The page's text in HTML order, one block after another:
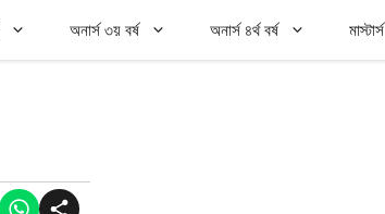
অনার্স ৩য় বর্ষ অনার্স ৪র্থ বর্ষ মাস্টার্স